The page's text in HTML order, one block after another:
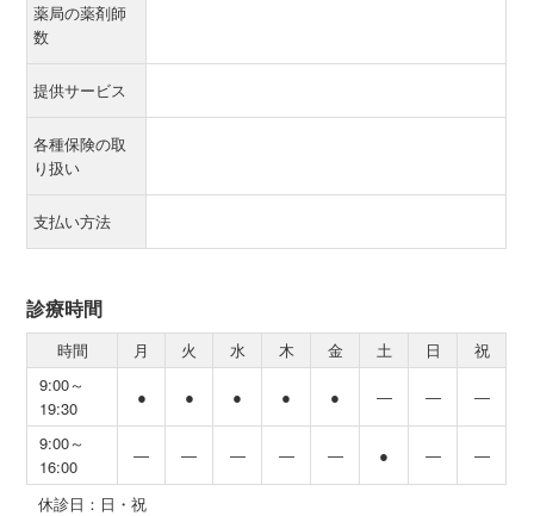
薬局の薬剤師
数
提供サービス
各種保険の取
り扱い
支払い方法
診療時間
時間 月 火 水 木 金 土 日
祝
9:00～
19:30
● ● ● ● ● ― ― ―
9:00～
16:00
― ― ― ― ― ● ― ―
休診日：日・祝